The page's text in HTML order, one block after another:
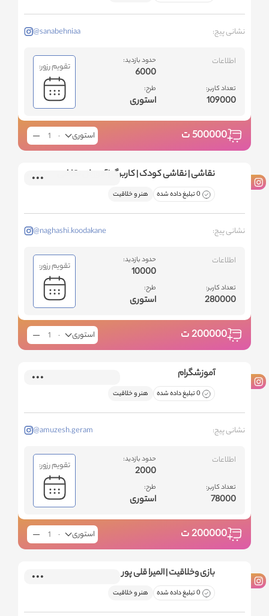
نشانی پیج: @sanabehniaa
اطلاعات
تعداد کاربر:
109000
حدود بازدید:
6000
طرح:
استوری
تقویم رزور:
500000ت استوری
نقاشی | نقاشی کودک | کاربرگ | آموزش نقاشی
0 تبلیغ داده شده هنر و خلاقیت
نشانی پیج: @naghashi.koodakane
اطلاعات
تعداد کاربر:
280000
حدود بازدید:
10000
طرح:
استوری
تقویم رزور:
200000ت استوری
آموزشگرام
0 تبلیغ داده شده هنر و خلاقیت
نشانی پیج: @amuzesh.geram
اطلاعات
تعداد کاربر:
78000
حدود بازدید:
2000
طرح:
استوری
تقویم رزور:
200000ت استوری
بازی وخلاقیت | المیرا قلی پور
0 تبلیغ داده شده هنر و خلاقیت